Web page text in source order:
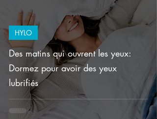
Des matins qui ouvrent les yeux:
Dormez pour avoir des yeux
lubrifiés
HYLO